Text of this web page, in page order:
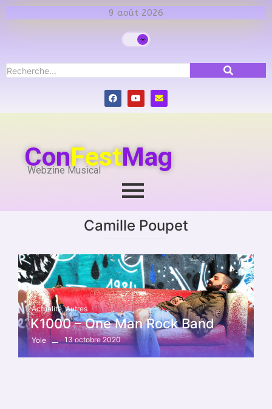
9 août 2026
ConFestMag
Webzine Musical
Camille Poupet
Actualité, Autres
K1000 – One Man Rock Band
Yole 13 octobre 2020